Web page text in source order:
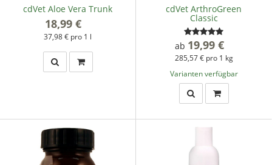
cdVet Aloe Vera Trunk
18,99 €
37,98 € pro 1 l
cdVet ArthroGreen
Classic
ab 19,99 €
285,57 € pro 1 kg
Varianten verfügbar